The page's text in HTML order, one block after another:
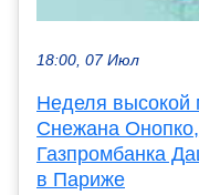
18:00, 07 Июл
Неделя высокой
Снежана
Газпромбанка
в Париже